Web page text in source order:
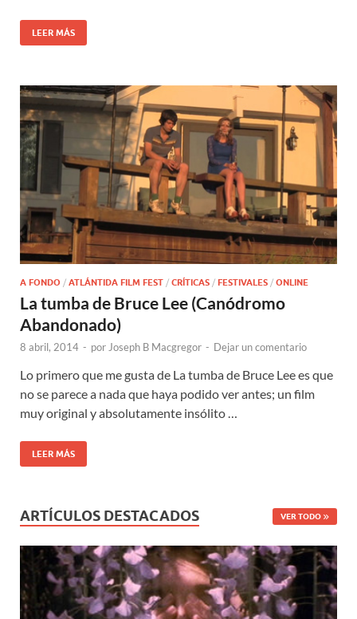
LEER MÁS
A FONDO / ATLÁNTIDA FILM FEST / CRÍTICAS / FESTIVALES / ONLINE
La tumba de Bruce Lee (Canódromo
Abandonado)
8 abril, 2014 - por Joseph B Macgregor - Dejar un comentario
Lo primero que me gusta de La tumba de Bruce Lee es que
no se parece a nada que haya podido ver antes; un film
muy original y absolutamente insólito …
LEER MÁS
ARTÍCULOS DESTACADOS VER TODO